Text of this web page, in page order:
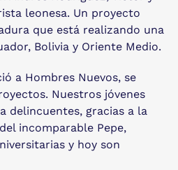
leonesa. Un proyecto
que está realizando una
Bolivia y Oriente Medio.
a Hombres Nuevos, se
Nuestros jóvenes
delincuentes, gracias a la
incomparable Pepe,
y hoy son